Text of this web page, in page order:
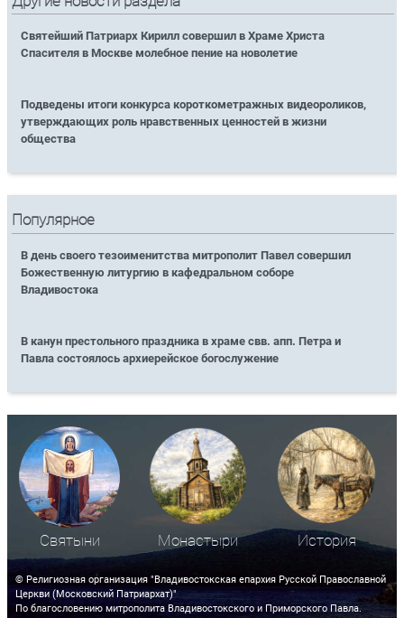
Святейший Патриарх Кирилл совершил в Храме Христа
Спасителя в Москве молебное пение на новолетие
Подведены итоги конкурса короткометражных видеороликов,
утверждающих роль нравственных ценностей в жизни
общества
Популярное
В день своего тезоименитства митрополит Павел совершил
Божественную литургию в кафедральном соборе
Владивостока
В канун престольного праздника в храме свв. апп. Петра и
Павла состоялось архиерейское богослужение
Святыни Монастыри История
© Религиозная организация "Владивостокская епархия Русской Православной
Церкви (Московский Патриархат)"
По благословению митрополита Владивостокского и Приморского Павла.